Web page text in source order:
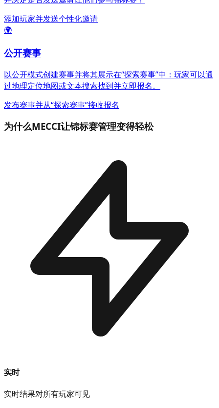
添加玩家并发送个性化邀请
🌍
公开赛事
以公开模式创建赛事并将其展示在“探索赛事”中：玩家可以通
过地理定位地图或文本搜索找到并立即报名。
发布赛事并从“探索赛事”接收报名
为什么MECCI让锦标赛管理变得轻松
实时
实时结果对所有玩家可见